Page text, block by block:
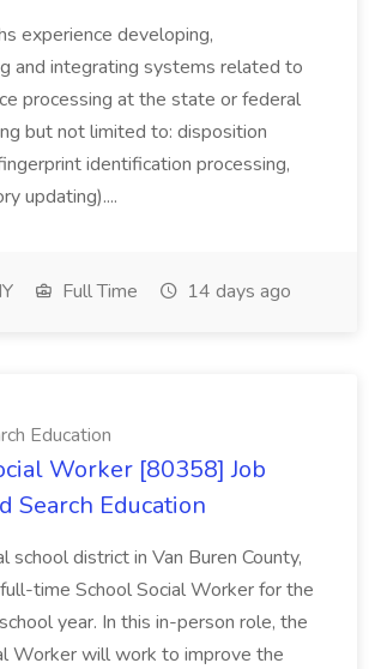
experience developing,
and integrating systems related to
processing at the state or federal
but not limited to: disposition
identification processing,
updating)....
Full Time 14 days ago
Education
Worker [80358] Job
Search Education
school district in Van Buren County,
time School Social Worker for the
year. In this in-person role, the
Worker will work to improve the